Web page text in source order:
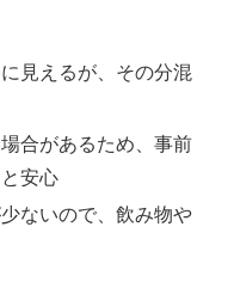
見えるが、その分混
合があるため、事前
安心
ないので、飲み物や